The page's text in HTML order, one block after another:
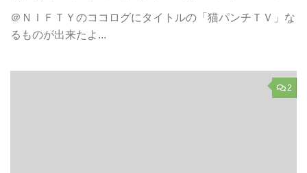
＠ＮＩＦＴＹのココログにタイトルの「猫パンチＴＶ」な
るものが出来たよ...
2